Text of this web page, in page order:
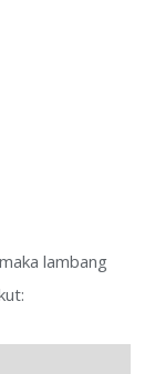
lambang